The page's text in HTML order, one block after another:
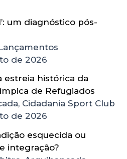
um diagnóstico pós-
de 2026
estreia histórica da
de Refugiados
Cidadania Sport Club
de 2026
esquecida ou
integração?